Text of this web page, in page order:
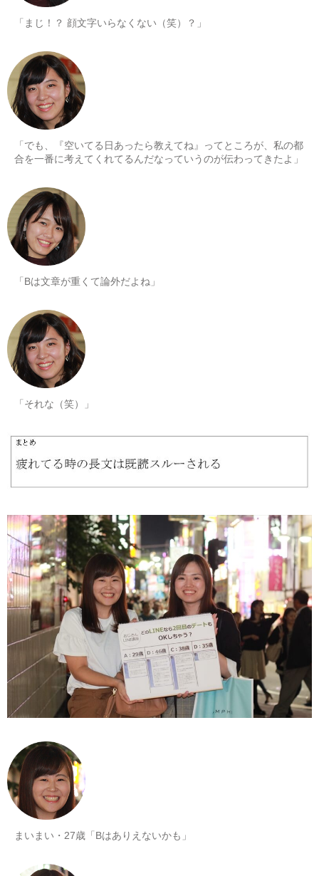
「まじ！？ 顔文字いらなくない（笑）？」
「でも、『空いてる日あったら教えてね』ってところが、私の都
合を一番に考えてくれてるんだなっていうのが伝わってきたよ」
「Bは文章が重くて論外だよね」
「それな（笑）」
まいまい・27歳「Bはありえないかも」